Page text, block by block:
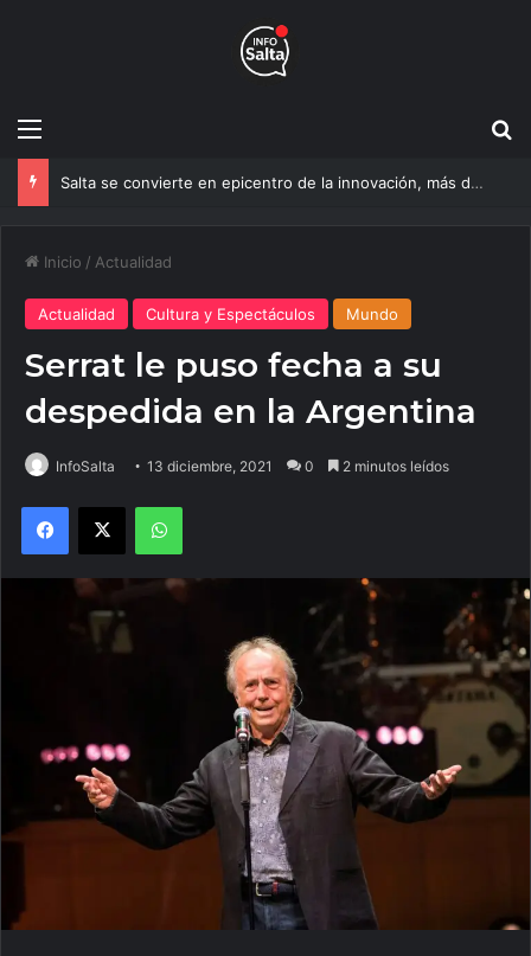
Menú
Salta se convierte en epicentro de la innovación, más de 600 personas ya participan del NOA Innova
Inicio / Actualidad
Actualidad Cultura y Espectáculos Mundo
Serrat le puso fecha a su
despedida en la Argentina
InfoSalta 13 diciembre, 2021 0 2 minutos leídos
Facebook
X WhatsApp